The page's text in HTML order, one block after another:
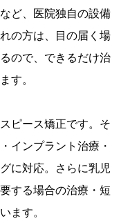
ど、医院独自の設備
の方は、目の届く場
ので、できるだけ治
す。
ピース矯正です。そ
インプラント治療・
に対応。さらに乳児
する場合の治療・短
ます。